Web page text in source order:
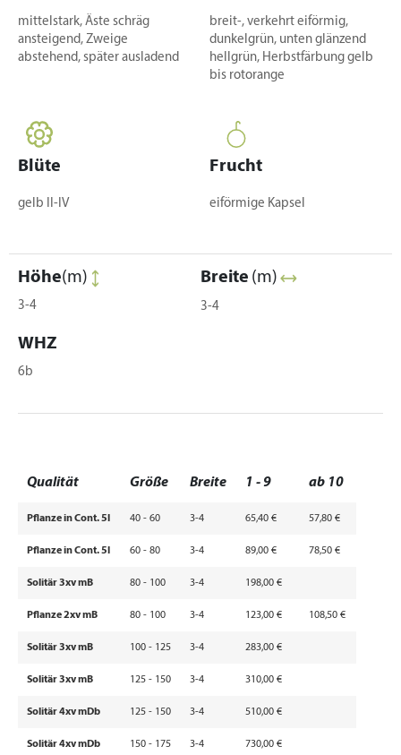
mittelstark, Äste schräg
ansteigend, Zweige
abstehend, später ausladend
breit-, verkehrt eiförmig,
dunkelgrün, unten glänzend
hellgrün, Herbstfärbung gelb
bis rotorange
Blüte
gelb II-IV
Frucht
eiförmige Kapsel
Höhe(m)
3-4
Breite (m)
3-4
WHZ
6b
Qualität Größe Breite 1 - 9 ab 10
Pflanze in Cont. 5l 40 - 60 3-4 65,40 € 57,80 €
Pflanze in Cont. 5l 60 - 80 3-4 89,00 € 78,50 €
Solitär 3xv mB 80 - 100 3-4 198,00 €
Pflanze 2xv mB 80 - 100 3-4 123,00 € 108,50 €
Solitär 3xv mB 100 - 125 3-4 283,00 €
Solitär 3xv mB 125 - 150 3-4 310,00 €
Solitär 4xv mDb 125 - 150 3-4 510,00 €
Solitär 4xv mDb 150 - 175 3-4 730,00 €